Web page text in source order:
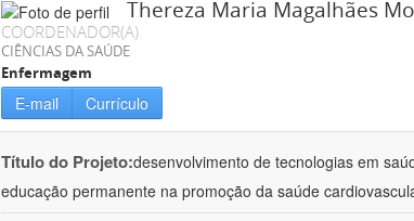
Thereza Maria Magalhães
COORDENADOR(A)
CIÊNCIAS DA SAÚDE
Enfermagem
E-mail Currículo
Título do Projeto:desenvolvimento de tecnologias em
educação permanente na promoção da saúde